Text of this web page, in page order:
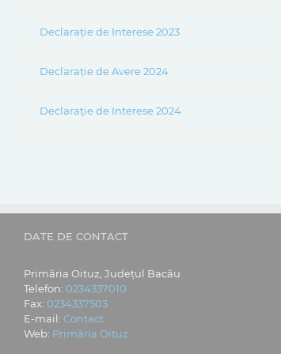
Declarație de Interese 2023
Declarație de Avere 2024
Declarație de Interese 2024
DATE DE CONTACT
Primăria Oituz, Județul Bacău
Telefon: 0234337010
Fax: 0234337503
E-mail: Contact
Web: Primăria Oituz